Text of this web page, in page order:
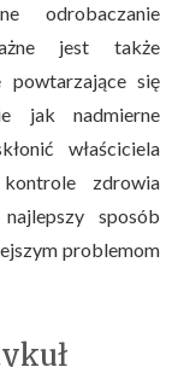
odrobaczanie
jest także
powtarzające się
jak nadmierne
właściciela
zdrowia
sposób
problemom